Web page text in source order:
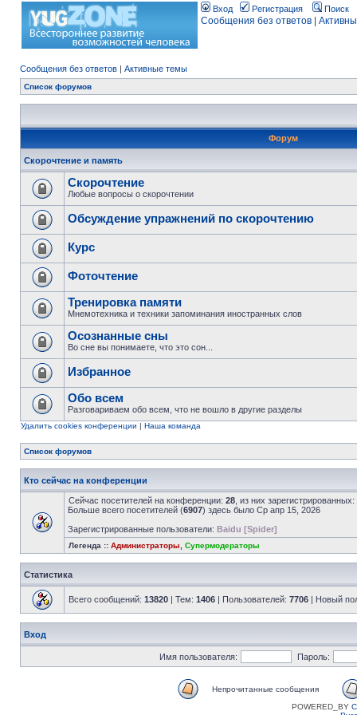
Вход Регистрация Поиск
Сообщения без ответов
Сообщения без ответов | Активные темы
Список форумов
Форум
Скорочтение и память
Скорочтение
Любые вопросы о скорочтении
Обсуждение упражнений по скорочтению
Курс
Фоточтение
Тренировка памяти
Мнемотехника и техники запоминания иностранных слов
Осознанные сны
Во сне вы понимаете, что это сон...
Избранное
Обо всем
Разговариваем обо всем, что не вошло в другие разделы
Удалить cookies конференции | Наша команда
Список форумов
Кто сейчас на конференции
Сейчас посетителей на конференции: 28 , из них
Больше всего посетителей (6907) здесь было Ср апр 15, 2026
Зарегистрированные пользователи: Baidu [Spider]
Легенда :: Администраторы Супермодераторы
Статистика
Всего сообщений: 13820 | Тем: 1406 | Пользователей: 7706 | Новый
Вход
Имя пользователя: Пароль:
Непрочитанные сообщения
POWERED_BY